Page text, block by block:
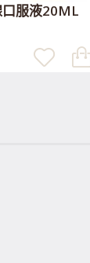
服液20ML